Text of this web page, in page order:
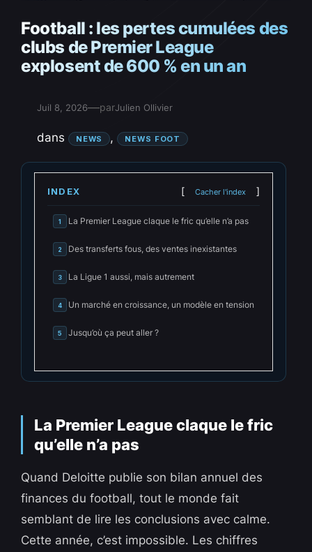
Football : les pertes cumulées des
clubs de Premier League
explosent de 600 % en un an
Juil 8, 2026—parJulien Ollivier
dans NEWS , NEWS FOOT
INDEX Cacher l'index
1 La Premier League claque le fric qu’elle n’a pas
2 Des transferts fous, des ventes inexistantes
3 La Ligue 1 aussi, mais autrement
4 Un marché en croissance, un modèle en tension
5 Jusqu’où ça peut aller ?
La Premier League claque le fric
qu’elle n’a pas
Quand Deloitte publie son bilan annuel des
finances du football, tout le monde fait
semblant de lire les conclusions avec calme.
Cette année, c’est impossible. Les chiffres